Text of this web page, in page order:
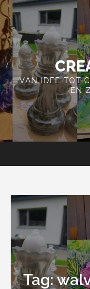
Skip
to
content
VAN IDEE TOT
EN
Tag: